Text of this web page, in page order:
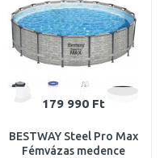
179 990 Ft
BESTWAY Steel Pro Max
Fémvázas medence